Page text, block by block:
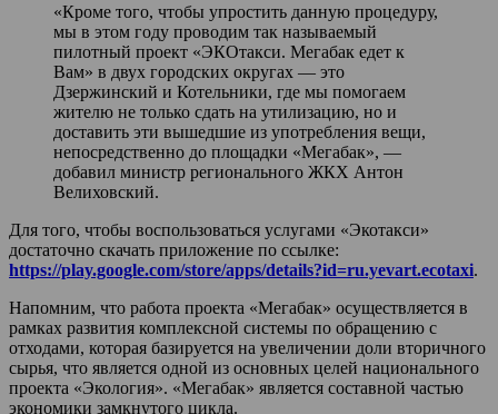
«Кроме того, чтобы упростить данную процедуру,
мы в этом году проводим так называемый
пилотный проект «ЭКОтакси. Мегабак едет к
Вам» в двух городских округах — это
Дзержинский и Котельники, где мы помогаем
жителю не только сдать на утилизацию, но и
доставить эти вышедшие из употребления вещи,
непосредственно до площадки «Мегабак», —
добавил министр регионального ЖКХ Антон
Велиховский.
Для того, чтобы воспользоваться услугами «Экотакси»
достаточно скачать приложение по ссылке:
https://play.google.com/store/apps/details?id=ru.yevart.ecotaxi.
Напомним, что работа проекта «Мегабак» осуществляется в
рамках развития комплексной системы по обращению с
отходами, которая базируется на увеличении доли вторичного
сырья, что является одной из основных целей национального
проекта «Экология». «Мегабак» является составной частью
экономики замкнутого цикла.